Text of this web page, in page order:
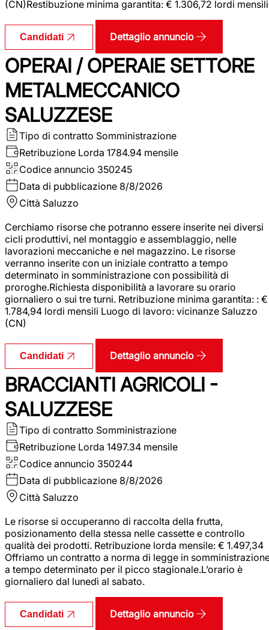
(CN)Restibuzione minima garantita: € 1.306,72 lordi mensili
Candidati Dettaglio annuncio
OPERAI / OPERAIE SETTORE
METALMECCANICO
SALUZZESE
Tipo di contratto Somministrazione
Retribuzione Lorda 1784.94 mensile
Codice annuncio 350245
Data di pubblicazione 8/8/2026
Città Saluzzo
Cerchiamo risorse che potranno essere inserite nei diversi
cicli produttivi, nel montaggio e assemblaggio, nelle
lavorazioni meccaniche e nel magazzino. Le risorse
verranno inserite con un iniziale contratto a tempo
determinato in somministrazione con possibilità di
proroghe.Richiesta disponibilità a lavorare su orario
giornaliero o sui tre turni. Retribuzione minima garantita: : €
1.784,94 lordi mensili Luogo di lavoro: vicinanze Saluzzo
(CN)
Candidati Dettaglio annuncio
BRACCIANTI AGRICOLI -
SALUZZESE
Tipo di contratto Somministrazione
Retribuzione Lorda 1497.34 mensile
Codice annuncio 350244
Data di pubblicazione 8/8/2026
Città Saluzzo
Le risorse si occuperanno di raccolta della frutta,
posizionamento della stessa nelle cassette e controllo
qualità dei prodotti. Retribuzione lorda mensile: € 1.497,34
Offriamo un contratto a norma di legge in
a tempo determinato per il picco stagionale.L’orario è
giornaliero dal lunedì al sabato.
Candidati Dettaglio annuncio